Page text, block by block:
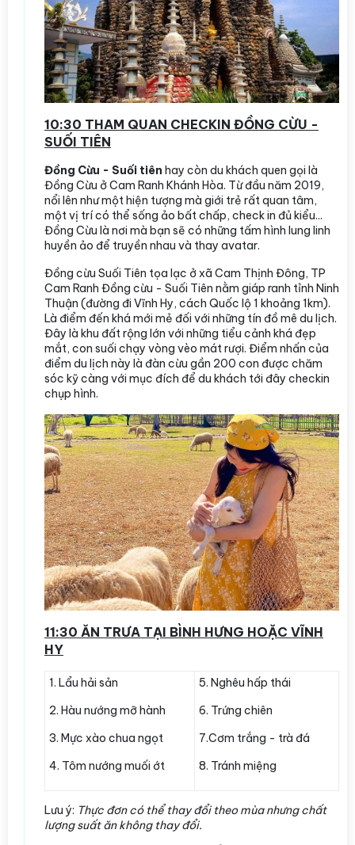
10:30 THAM QUAN CHECKIN ĐỒNG CỪU -
SUỐI TIÊN
Đồng Cừu - Suối tiên hay còn du khách quen gọi là
Đồng Cừu ở Cam Ranh Khánh Hòa. Từ đầu năm 2019,
nổi lên như một hiện tượng mà giới trẻ rất quan tâm,
một vị trí có thể sống ảo bất chấp, check in đủ kiểu...
Đồng Cừu là nơi mà bạn sẽ có những tấm hình lung linh
huyền ảo để truyền nhau và thay avatar.
Đồng cừu Suối Tiên tọa lạc ở xã Cam Thịnh Đông, TP
Cam Ranh Đồng cừu - Suối Tiên nằm giáp ranh tỉnh Ninh
Thuận (đường đi Vĩnh Hy, cách Quốc lộ 1 khoảng 1km).
Là điểm đến khá mới mẻ đối với những tín đồ mê du lịch.
Đây là khu đất rộng lớn với những tiểu cảnh khá đẹp
mắt, con suối chạy vòng vèo mát rượi. Điểm nhấn của
điểm du lịch này là đàn cừu gần 200 con được chăm
sóc kỹ càng với mục đích để du khách tới đây checkin
chụp hình.
11:30 ĂN TRƯA TẠI BÌNH HƯNG HOẶC VĨNH
HY
1. Lẩu hải sản
2. Hàu nướng mỡ hành
3. Mực xào chua ngọt
4. Tôm nướng muối ớt
5. Nghêu hấp thái
6. Trứng chiên
7.Cơm trắng - trà đá
8. Tránh miệng
Lưu ý: Thực đơn có thể thay đổi theo mùa nhưng chất
lượng suất ăn không thay đổi.